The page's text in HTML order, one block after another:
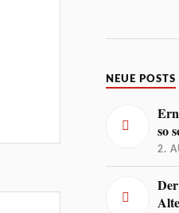
NEUE POSTS
so
2.